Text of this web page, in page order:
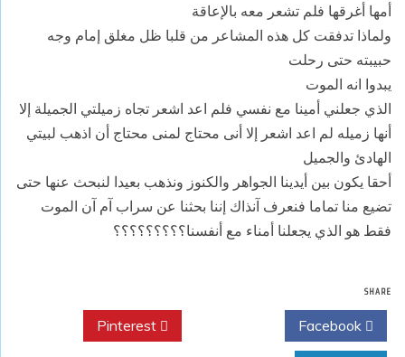
أمها أغرقها فلم تشعر معه بالإعاقة
ولماذا تدفقت كل هذه المشاعر من قلبا ظل مغلق إمام وجه
حبيبته حتى رحلت
يبدوا انه الموت
الذي جعلني أمينا مع نفسي فلم اعد اشعر تجاه زميلتي الجميلة إلا
أنها زميله لم اعد اشعر إلا أنى محتاج لمنى محتاج أن اذهب لبيتي
الهادئ والجميل
أحقا يكون بين أيدينا الجواهر والكنوز ونذهب بعيدا لنبحث عنها حتى
تضيع منا تماما فنعرف آنذاك إننا بحثنا عن سراب آم آن الموت
فقط هو الذي يجعلنا أمناء مع أنفسنا؟؟؟؟؟؟؟؟؟
SHARE